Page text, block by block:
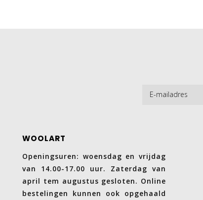
WOOLART
Openingsuren: woensdag en vrijdag
van 14.00-17.00 uur. Zaterdag van
april tem augustus gesloten. Online
bestelingen kunnen ook opgehaald